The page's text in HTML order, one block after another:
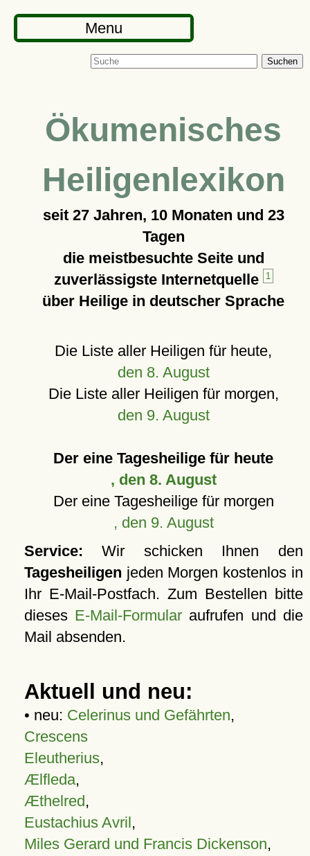
Menu
Suchen
Ökumenisches
Heiligenlexikon
seit 27 Jahren, 10 Monaten und 23
Tagen
die meistbesuchte Seite und
zuverlässigste Internetquelle
1
über Heilige in deutscher Sprache
Die Liste aller Heiligen für heute,
den 8. August
Die Liste aller Heiligen für morgen,
den 9. August
Der eine Tagesheilige für heute
, den 8. August
Der eine Tagesheilige für morgen
, den 9. August
Service: Wir schicken Ihnen den
Tagesheiligen jeden Morgen kostenlos in
Ihr E-Mail-Postfach. Zum Bestellen bitte
dieses E-Mail-Formular aufrufen und die
Mail absenden.
Aktuell und neu:
• neu: Celerinus und Gefährten,
Crescens
Eleutherius,
Ælfleda,
Æthelred,
Eustachius Avril,
Miles Gerard und Francis Dickenson,